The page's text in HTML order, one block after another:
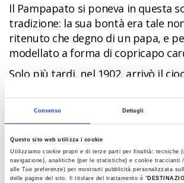
Consenso Dettagli
Questo sito web utilizza i cookie
Utilizziamo cookie propri e di terze parti per finalità: tecniche
navigazione), analitiche (per le statistiche) e cookie traccianti
alle Tue preferenze) per mostrarti pubblicità personalizzata
delle pagine del sito. Il titolare del trattamento è “
Il Pampapato si poneva in questa
tradizione: la sua bontà era tale
ritenuto che degno di un papa, e
modellato a forma di copricapo
Solo più tardi, nel 1902, arrivò il
ovviamente sconosciuto nel 1500,
Oggi il marchio Igp ne certifica la
secondo un disciplinare preciso
Commissione Europea e
aziende produttrici di Ferrara: un